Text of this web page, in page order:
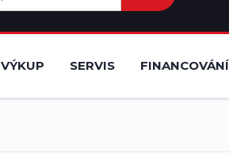
VÝKUP SERVIS FINANCOVÁNÍ